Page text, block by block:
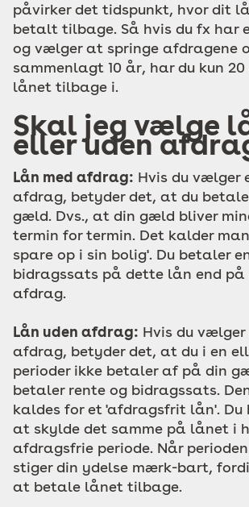
påvirker det tidspunkt, hvor dit
betalt tilbage. Så hvis du fx har
og vælger at springe afdragene
sammenlagt 10 år, har du kun
lånet tilbage i.
Skal jeg vælge
eller uden
Lån med afdrag: Hvis du vælger
afdrag, betyder det, at du
gæld. Dvs., at din gæld bliver
termin for termin. Det kalder
spare op i sin bolig'. Du betaler
bidragssats på dette lån end på
afdrag.
Lån uden afdrag: Hvis du
afdrag, betyder det, at du i en
perioder ikke betaler af på din
betaler rente og bidragssats.
kaldes for et 'afdragsfrit lån'. Du
at skylde det samme på lånet i
afdragsfrie periode. Når
stiger din ydelse mærk-bart,
at betale lånet tilbage.